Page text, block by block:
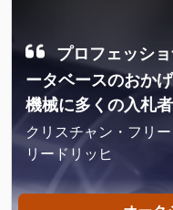
プロフェッシ
ータベースのおか
機械に多くの入札
クリスチャン・フリ
リードリッヒ